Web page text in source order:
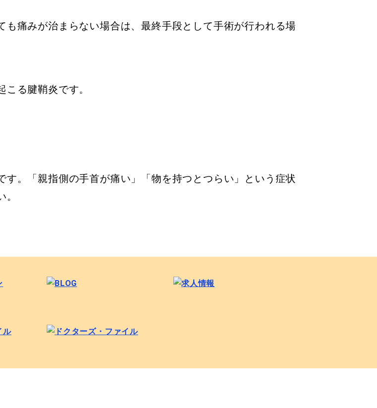
痛みが治まらない場合は、最終手段として手術が行われる場
る腱鞘炎です。
。「親指側の手首が痛い」「物を持つとつらい」という症状